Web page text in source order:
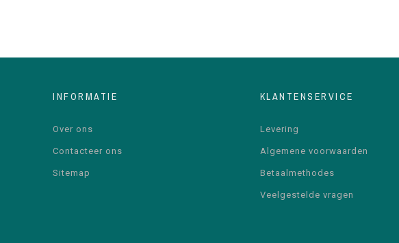
INFORMATIE
Over ons
Contacteer ons
Sitemap
KLANTENSERVICE
Levering
Algemene voorwaarden
Betaalmethodes
Veelgestelde vragen